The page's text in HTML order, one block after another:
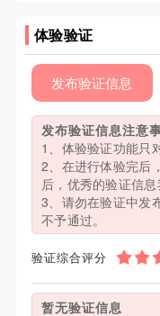
体验验证
发布验证信息
发布验证信息注意
1、体验验证功能只
2、在进行体验完后
后，优秀的验证信息
3、请勿在验证中发
不予通过。
验证综合评分
暂无验证信息